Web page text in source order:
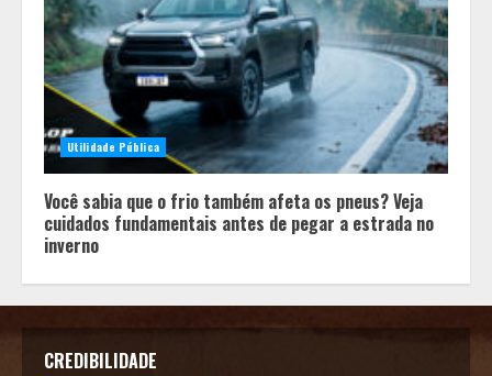
Utilidade Pública
Você sabia que o frio também afeta os pneus? Veja
cuidados fundamentais antes de pegar a estrada no
inverno
CREDIBILIDADE